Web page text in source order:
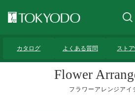
カタログ よくある質問 スト
Flower
フラワーアレンジアイ